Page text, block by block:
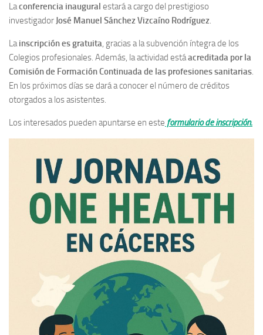
Laconferencia inaugural estará a cargo del prestigioso
investigador José Manuel Sánchez Vizcaíno Rodríguez.
Lainscripción es gratuita, gracias a la subvención íntegra de los
Colegios profesionales. Además, la actividad estáacreditada por la
Comisión de Formación Continuada de las profesiones sanitarias.
En los próximos días se dará a conocer el número de créditos
otorgados a los asistentes.
Los interesados pueden apuntarse en este formulario de inscripción.